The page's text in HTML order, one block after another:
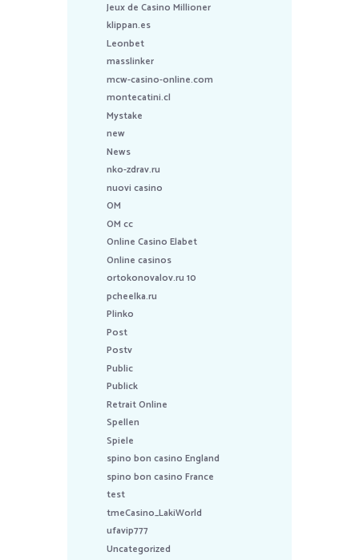
Jeux de Casino Millioner
klippan.es
Leonbet
masslinker
mcw-casino-online.com
montecatini.cl
Mystake
new
News
nko-zdrav.ru
nuovi casino
OM
OM cc
Online Casino Elabet
Online casinos
ortokonovalov.ru 10
pcheelka.ru
Plinko
Post
Postv
Public
Publick
Retrait Online
Spellen
Spiele
spino bon casino England
spino bon casino France
test
tmeCasino_LakiWorld
ufavip777
Uncategorized